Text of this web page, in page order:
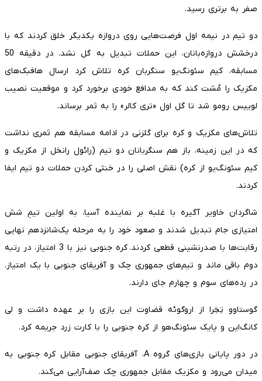
صفر به برتری رسید.
دو تیم در نیمه اول فرصت‌هایی روی دروازه یکدیگر خلق کردند که با
درخشش دروازه‌بانان، این حملات تبدیل به گل نشد. در دقیقه 50
مسابقه، کیم سئونگ‌یو سنگربان کره تلاش کرد ارسال هافبک‌های
مکزیک را مُشت کند که به مدافع خودی برخورد کرد و موقعیت نصیب
لوییس رومو شد تا گل اول «تری کالر» را به ثمر برساند.
تلاش‌های مکزیک و کره برای گلزنی در ادامه مسابقه هم ثمری نداشت
که در این زمینه، باز هم سنگربانان دو تیم (رائول رانخل از مکزیک و
کیم سئونگ‌یو از کره) نقش اصلی را در خنثی کردن حملات دو تیم ایفا
کردند.
شاگردان خاویر آگیره با غلبه بر نماینده آسیا، به اولین تیمِ شش
امتیازی جام تبدیل شدند و صعود خود را به مرحله یک‌شانزدهم نهایی
رقابت‌ها با صدرنشینی قطعی کردند. کره جنوبی نیز با 3 امتیاز، در رتبه
دوم باقی ماند و تیم‌های جمهوری چک و آفریقای جنوبی با یک امتیاز،
در رده‌های سوم و چهارم جای دارند.
گوستاوو تِخِرا از اروگوئه قضاوت این بازی را بر عهده داشت و لی
کانگ‌این و پایک سئونگ‌هو از کره جنوبی را با کارت زرد جریمه کرد.
در دور پایانی بازی‌های گروه A، آفریقای جنوبی مقابل کره جنوبی به
میدان می‌رود و مکزیک مقابل جمهوری چک صف‌آرایی می‌کند.